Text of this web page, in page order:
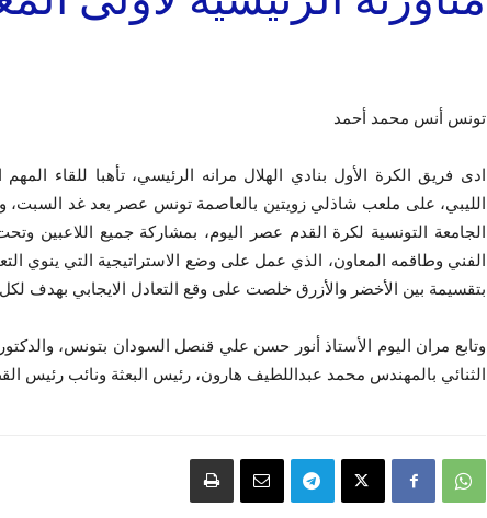
تونس أنس محمد أحمد
ادى فريق الكرة الأول بنادي الهلال مرانه الرئيسي، تأهبا للقاء
الليبي، على ملعب شاذلي زويتين بالعاصمة تونس عصر بعد غد السبت،
الجامعة التونسية لكرة القدم عصر اليوم، بمشاركة جميع اللاعبين
الفني وطاقمه المعاون، الذي عمل على وضع الاستراتيجية التي ينوي
بتقسيمة بين الأخضر والأزرق خلصت على وقع التعادل الايجابي بهدف
وتابع مران اليوم الأستاذ أنور حسن علي قنصل السودان بتونس،
الثنائي بالمهندس محمد عبداللطيف هارون، رئيس البعثة ونائب رئيس